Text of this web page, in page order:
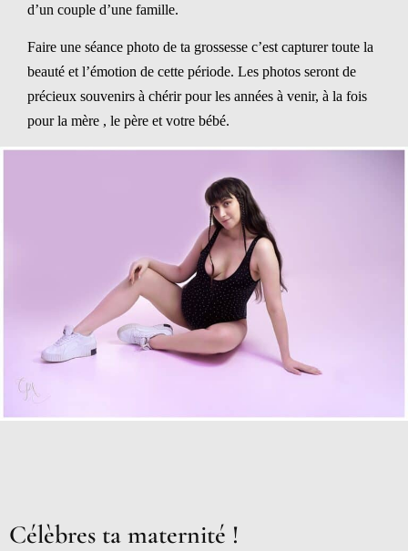
d’un couple d’une famille.
Faire une séance photo de ta grossesse c’est capturer toute la
beauté et l’émotion de cette période. Les photos seront de
précieux souvenirs à chérir pour les années à venir, à la fois
pour la mère , le père et votre bébé.
Célèbres ta maternité !